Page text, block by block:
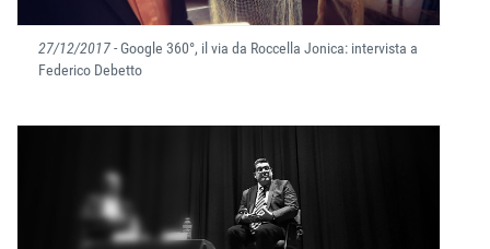
27/12/2017- Google 360°, il via da Roccella Jonica: intervista a
Federico Debetto